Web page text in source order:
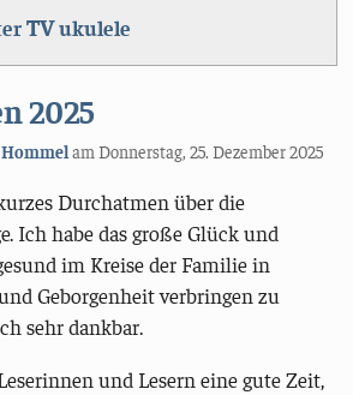
TVukulele
2025
amDonnerstag, 25. Dezember 2025
Durchatmen über die
Ich habe das große Glück und
im Kreise der Familie in
Geborgenheit verbringen zu
sehr dankbar.
und Lesern eine gute Zeit,